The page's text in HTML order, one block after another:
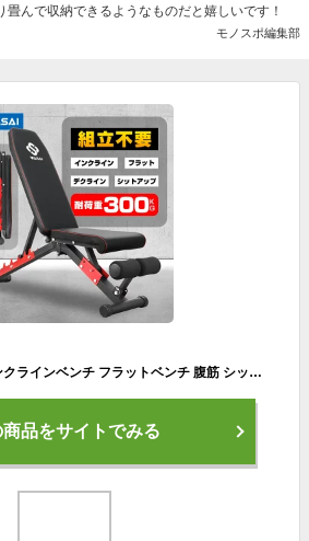
んで収納できるようなものだと嬉しいです！
モノスポ編集部
トレーニングベンチ インクラインベンチ フラットベンチ 腹筋 シットアップベンチ 筋トレベンチ 【組立不要/収納便利/瞬時角度調節】耐荷重300KG WASAI MK037
商品をサイトでみる